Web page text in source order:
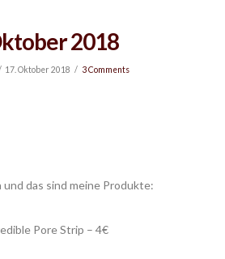
2018
17. Oktober 2018 3 Comments
das sind meine Produkte:
Pore Strip – 4€